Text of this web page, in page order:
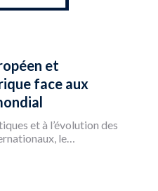
et
face aux
et à l’évolution des
le…